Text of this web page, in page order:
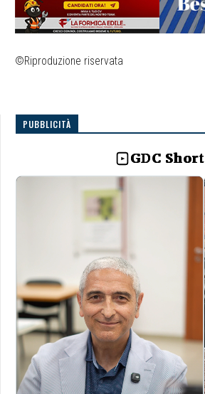
©Riproduzione riservata
PUBBLICITÀ
GDC Short